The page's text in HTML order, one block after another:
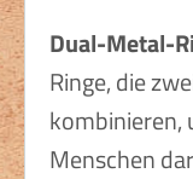
Dual-Metal-
Ringe, die
kombinieren,
Menschen